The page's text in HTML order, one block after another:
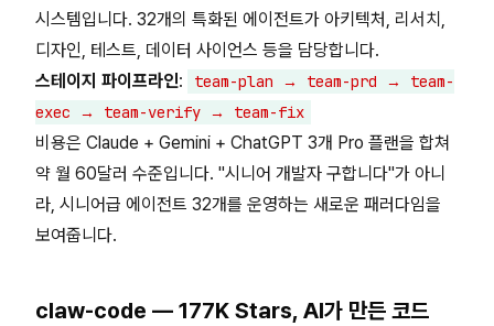
시스템입니다. 32개의 특화된 에이전트가 아키텍처, 리서치,
디자인, 테스트, 데이터 사이언스 등을 담당합니다.
스테이지 파이프라인:
team-plan → team-prd → team-
exec → team-verify → team-fix
비용은 Claude + Gemini + ChatGPT 3개 Pro 플랜을 합쳐
약 월 60달러 수준입니다. "시니어 개발자 구합니다"가 아니
라, 시니어급 에이전트 32개를 운영하는 새로운 패러다임을
보여줍니다.
claw-code — 177K Stars, AI가 만든 코드